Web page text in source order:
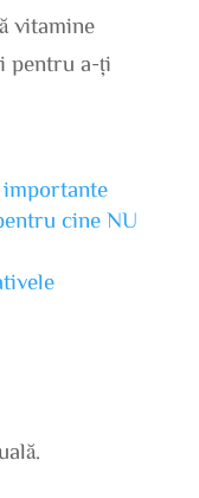
vitamine
pentru a-ți
cine NU